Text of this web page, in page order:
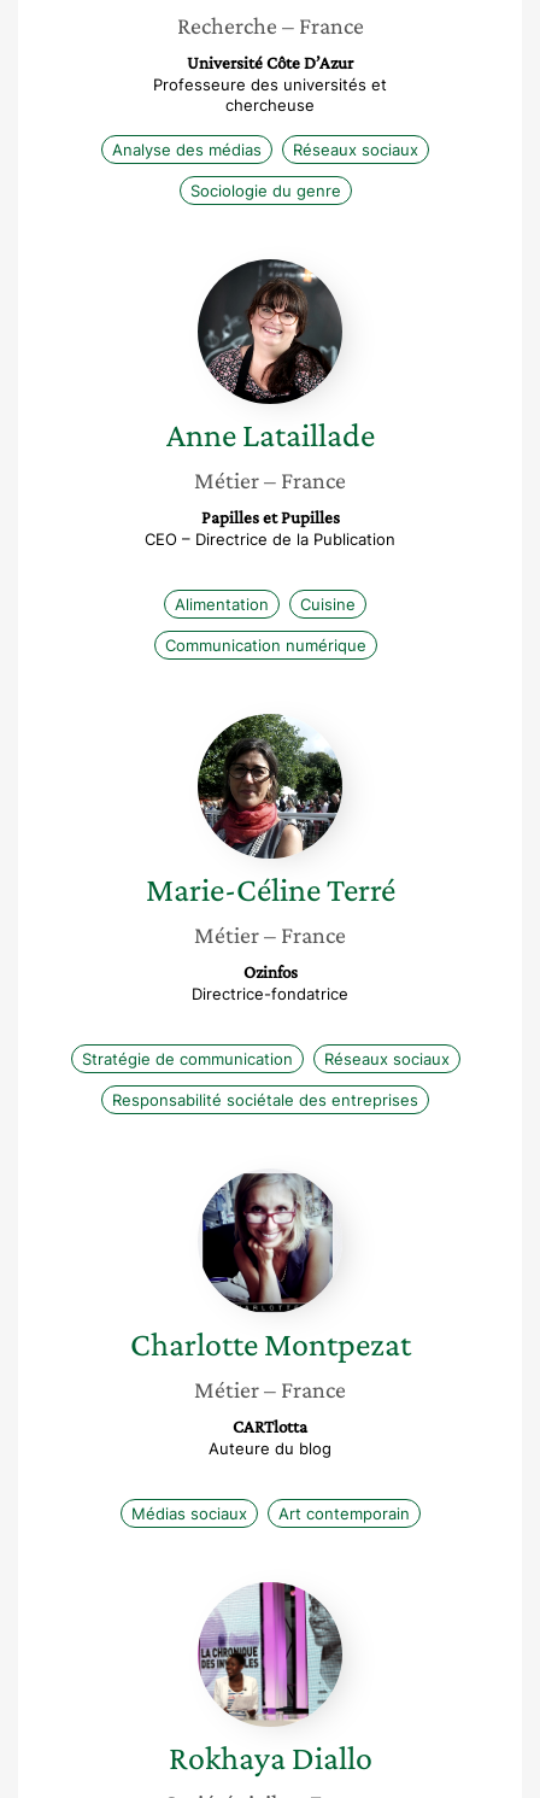
Recherche – France
Université Côte D’Azur
Professeure des universités et
chercheuse
Analyse des médias Réseaux sociaux
Sociologie du genre
Anne
Lataillade
Anne Lataillade
Métier– France
Papilles et Pupilles
CEO – Directrice de la Publication
Alimentation Cuisine
Communication numérique
Marie-
Céline
Terré
Marie-CélineTerré
Métier– France
Ozinfos
Directrice-fondatrice
Stratégie de communication Réseaux sociaux
Responsabilité sociétale des entreprises
Charlotte
Montpezat
Charlotte Montpezat
Métier– France
CARTlotta
Auteure du blog
Médias sociaux Art contemporain
Rokhaya
Diallo
Rokhaya Diallo